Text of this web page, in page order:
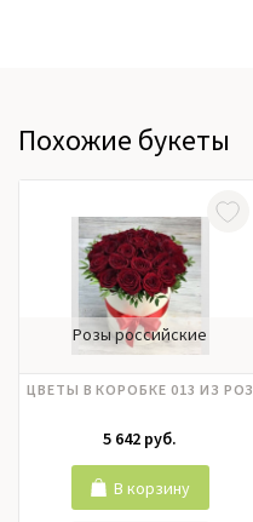
Похожие букеты
Розы российские
ЦВЕТЫ В КОРОБКЕ 013 ИЗ РОЗ
5 642 руб.
В корзину